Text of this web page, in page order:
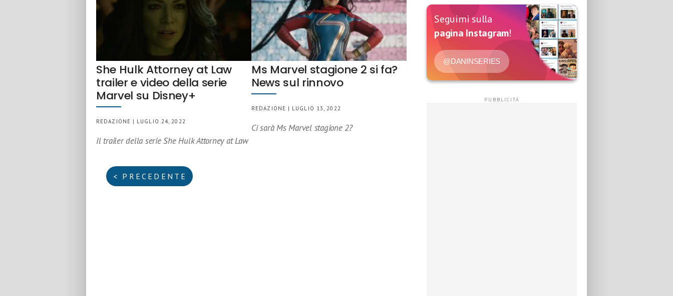
She Hulk Attorney at Law
trailer e video della serie
Marvel su Disney+
REDAZIONE | LUGLIO 24, 2022
Il trailer della serie She Hulk Attorney at Law
Ms Marvel stagione 2 si fa?
News sul rinnovo
REDAZIONE | LUGLIO 13, 2022
Ci sarà Ms Marvel stagione 2?
< PRECEDENTE
Seguimi sulla
pagina Instagram!
@DANINSERIES